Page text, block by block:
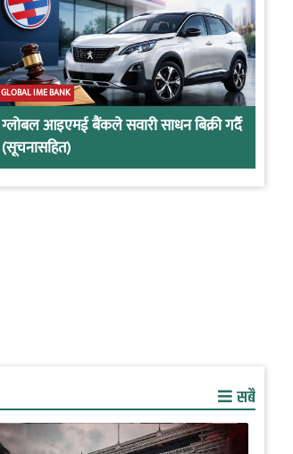
GLOBAL IME BANK
ग्लोबल आइएमई बैंकले सवारी साधन बिक्री गर्दै
(सूचनासहित)
सबै